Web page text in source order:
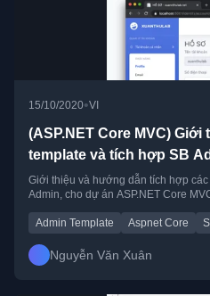
15/10/2020•VI
(ASP.NET Core MVC)
template và tích hợp SB
Giới thiệu và hướng dẫn tích hợp
Admin, cho dự án ASP.NET Core
Admin Template Aspnet Core
Nguyễn Văn Xuân